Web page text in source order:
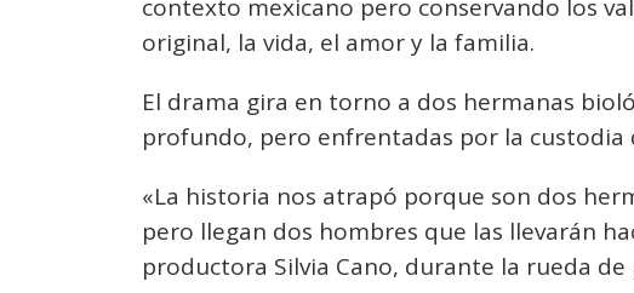
contexto mexicano pero conservando los
original, la vida, el amor y la familia.
El drama gira en torno a dos hermanas
profundo, pero enfrentadas por la custodia
«La historia nos atrapó porque son dos
pero llegan dos hombres que las llevarán
productora Silvia Cano, durante la rueda de